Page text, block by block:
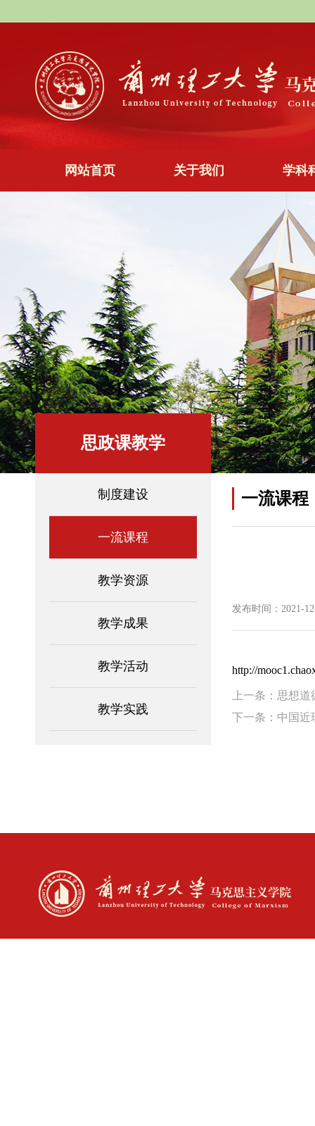
网站首页 关于我们 学科
思政课教学
制度建设
一流课程
教学资源
教学成果
教学活动
教学实践
一流课程
发布时间：2021-
http://
上一条：思想
下一条：中国近